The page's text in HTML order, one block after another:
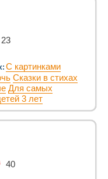
23
С картинками
Сказки в стихах
Для самых
3 лет
40